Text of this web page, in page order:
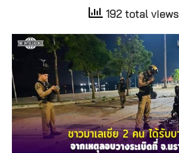
192 total views